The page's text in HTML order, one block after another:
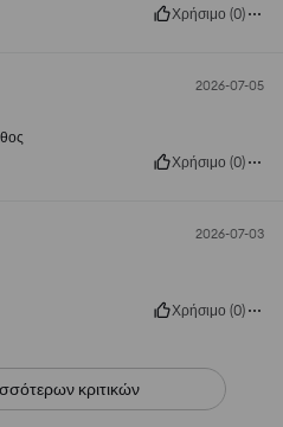
Χρήσιμο (0)
2026-07-05
Χρήσιμο (0)
2026-07-03
Χρήσιμο (0)
κριτικών